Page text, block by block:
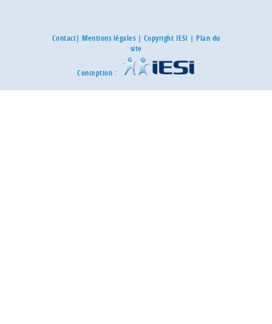
Contact| Mentions légales | Copyright IESI | Plan du
site
Conception :